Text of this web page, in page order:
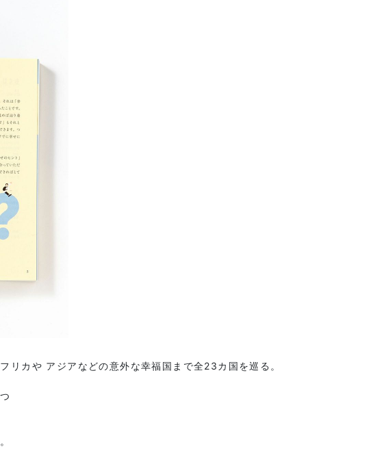
リカや アジアなどの意外な幸福国まで全23カ国を巡る。